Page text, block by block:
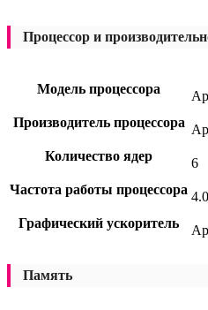
Процессор и
Модель процессора
Производитель процессора
Количество ядер
6
Частота работы процессора
Графический ускоритель
Память